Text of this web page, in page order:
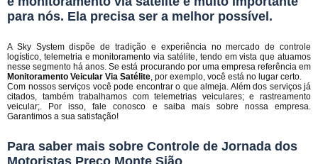
para nós. Ela precisa ser a melhor possível.
A Sky System dispõe de tradição e experiência no mercado de controle
logístico, telemetria e monitoramento via satélite, tendo em vista que atuamos
nesse segmento há anos. Se está procurando por uma empresa referência em
Monitoramento Veicular Via Satélite, por exemplo, você está no lugar certo.
Com nossos serviços você pode encontrar o que almeja. Além dos serviços já
citados, também trabalhamos com telemetrias veiculares; e rastreamento
veicular;. Por isso, fale conosco e saiba mais sobre nossa empresa.
Garantimos a sua satisfação!
Para saber mais sobre Controle de Jornada dos
Motoristas Preço Monte Sião